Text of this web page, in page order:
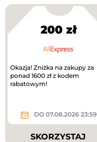
200 zł
Okazja! Zniżka na zakupy za
ponad 1600 zł z kodem
rabatowym!
DO 07.08.2026 23:59
SKORZYSTAJ